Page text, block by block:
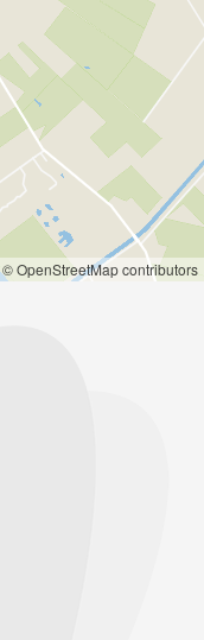
© OpenStreetMap contributors